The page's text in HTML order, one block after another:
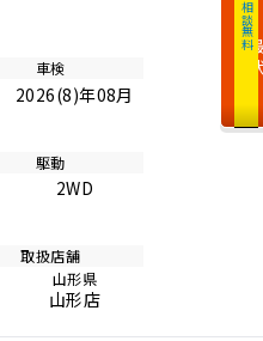
車検
2026(8)年08月
駆動
2WD
取扱店舗
山形県
山形店
相談無料